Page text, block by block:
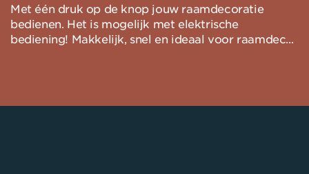
Met één druk op de knop jouw raamdecoratie
bedienen. Het is mogelijk met elektrische
bediening! Makkelijk, snel en ideaal voor raamdec...